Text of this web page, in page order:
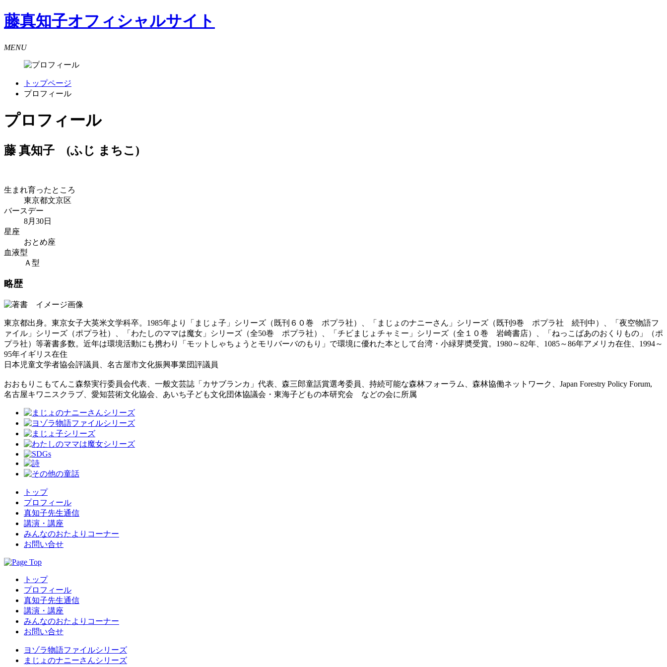
藤真知子オフィシャルサイト
MENU
トップページ
プロフィール
プロフィール
藤 真知子 (ふじ まちこ)
生まれ育ったところ
東京都文京区
バースデー
8月30日
星座
おとめ座
血液型
Ａ型
略歴
東京都出身。東京女子大英米文学科卒。1985年より「まじょ子」シリーズ（既刊６０巻 ポプラ社）、「まじょのナニーさん」シリーズ（既刊9巻 ポプラ社 続刊中）、「夜空物語フ
ァイル」シリーズ（ポプラ社）、「わたしのママは魔女」シリーズ（全50巻 ポプラ社）、「チビまじょチャミー」シリーズ（全１０巻 岩崎書店）、「ねっこばあのおくりもの」（ポ
プラ社）等著書多数。近年は環境活動にも携わり「モットしゃちょうとモリバーバのもり」で環境に優れた本として台湾・小緑芽奬受賞。1980～82年、1085～86年アメリカ在住、1994～
95年イギリス在住
日本児童文学者協会評議員、名古屋市文化振興事業団評議員
おおもりこもてんこ森祭実行委員会代表、一般文芸誌「カサブランカ」代表、森三郎童話賞選考委員、持続可能な森林フォーラム、森林協働ネットワーク、Japan Forestry Policy Forum,
名古屋キワニスクラブ、愛知芸術文化協会、あいち子ども文化団体協議会・東海子どもの本研究会 などの会に所属
トップ
プロフィール
真知子先生通信
講演・講座
みんなのおたよりコーナー
お問い合せ
トップ
プロフィール
真知子先生通信
講演・講座
みんなのおたよりコーナー
お問い合せ
ヨゾラ物語ファイルシリーズ
まじょのナニーさんシリーズ